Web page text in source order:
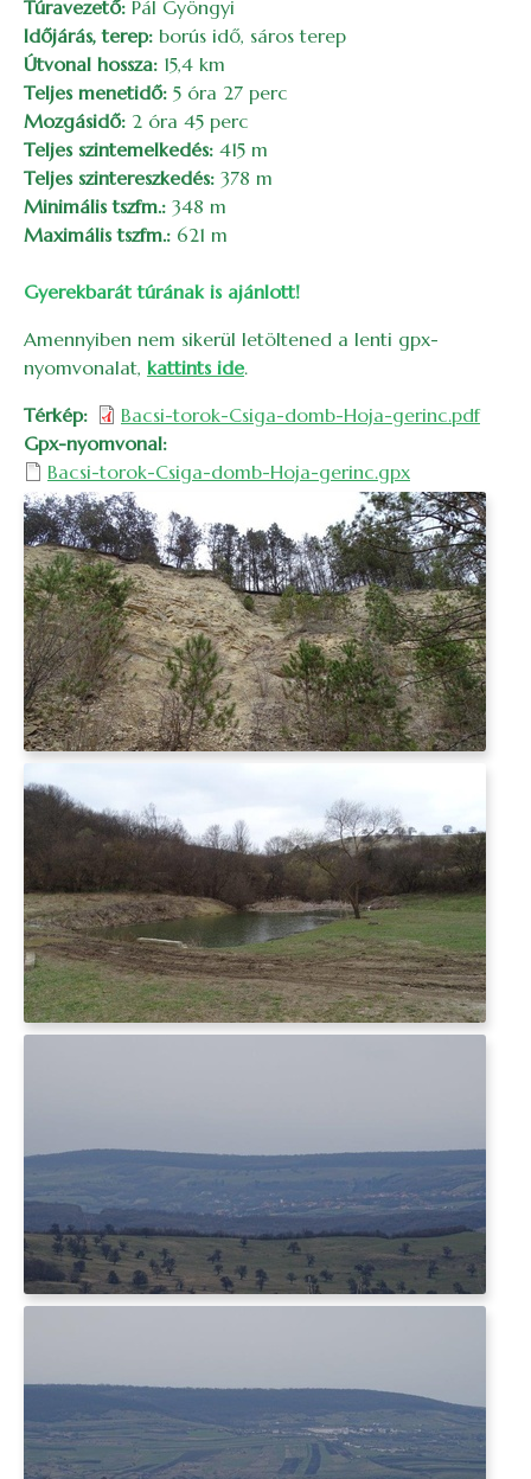
Túravezető: Pál Gyöngyi
Időjárás, terep: borús idő, sáros terep
Útvonal hossza: 15,4 km
Teljes menetidő: 5 óra 27 perc
Mozgásidő: 2 óra 45 perc
Teljes szintemelkedés: 415 m
Teljes szintereszkedés: 378 m
Minimális tszfm.: 348 m
Maximális tszfm.: 621 m
Gyerekbarát túrának is ajánlott!
Amennyiben nem sikerül letöltened a lenti gpx-
nyomvonalat, kattints ide.
Térkép
Bacsi-torok-Csiga-domb-Hoja-gerinc.pdf
Gpx-nyomvonal
Bacsi-torok-Csiga-domb-Hoja-gerinc.gpx